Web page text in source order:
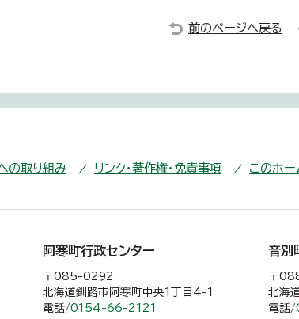
前のページへ戻る
の取り組み リンク・著作権・免責事項 このホー
阿寒町行政センター
〒085-0292
北海道釧路市阿寒町中央1丁目4-1
電話/0154-66-2121
音別
〒
北海
電話/